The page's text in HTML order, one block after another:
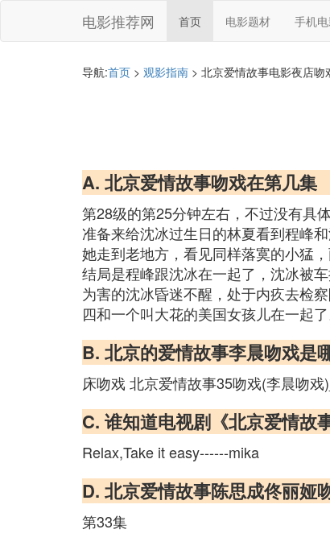
电影推荐网 首页 电影题材 手机
导航:首页 > 观影指南 > 北京爱情故事电影夜店吻
A. 北京爱情故事吻戏在第几集
第28级的第25分钟左右，不过没有具体
准备来给沈冰过生日的林夏看到程峰
她走到老地方，看见同样落寞的小猛，
结局是程峰跟沈冰在一起了，沈冰被
为害的沈冰昏迷不醒，处于内疚去检
四和一个叫大花的美国女孩儿在一起
B. 北京的爱情故事李晨吻戏是
床吻戏 北京爱情故事35吻戏(李晨吻戏)_
C. 谁知道电视剧《北京爱情故
Relax,Take it easy------mika
D. 北京爱情故事陈思成佟丽娅
第33集